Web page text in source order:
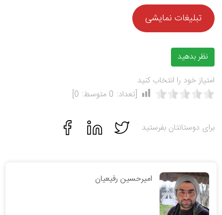
تبلیغات نمایشی
نظر بدهید
امتیاز خود را انتخاب کنید
[تعداد: 0 متوسط: 0
]
برای دوستانتان بفرستید
امیرحسین رفیعیان